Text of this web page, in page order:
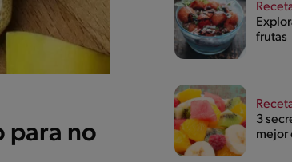
para no
frutas
3
mejor